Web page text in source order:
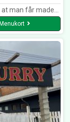
Vi havde selv pose med men det blev ignoreret.